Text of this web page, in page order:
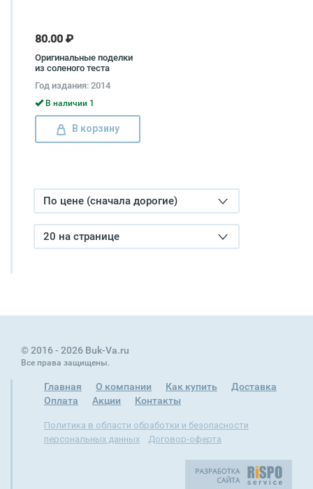
80.00 ₽
Оригинальные поделки
из соленого теста
Год издания: 2014
В наличии 1
В корзину
По цене (сначала дорогие)
20 на странице
© 2016 - 2026 Buk-Va.ru
Все права защищены.
Главная О компании Как купить
Доставка
Оплата
Акции Контакты
Политика в области обработки и безопасности
персональных данных
Договор-оферта